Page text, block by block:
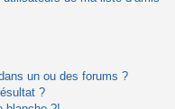
un ou des forums ?
?